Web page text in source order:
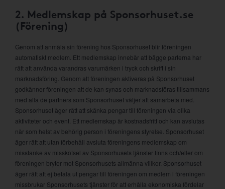
2. Medlemskap på Sponsorhuset.se
(Förening)
Genom att anmäla sin förening hos Sponsorhuset blir föreningen
automatiskt medlem. Ett medlemskap innebär att bägge parterna har
rätt att använda varandras varumärken i tryck och skrift i sin
marknadsföring. Genom att föreningen aktiveras på Sponsorhuset
godkänner föreningen att de kan synas och marknadsföras tillsammans
med alla de partners som Sponsorhuset väljer att samarbeta med.
Sponsorhuset äger rätt att skänka pengar till föreningen via olika
aktiviteter och event. Ett medlemskap är kostnadsfritt och kan avslutas
när som helst av behörig person i föreningens styrelse. Sponsorhuset
äger rätt att utan förbehåll avsluta föreningens medlemskap om
misstanke av misskötsel av Sponsorhusets tjänster finns och/eller om
föreningen bryter mot Sponsorhusets allmänna villkor. Sponsorhuset
äger rätt att ej betala ut pengar till föreningen om medlem i föreningen
missbrukar Sponsorhusets tjänster för att erhålla ekonomiska fördelar